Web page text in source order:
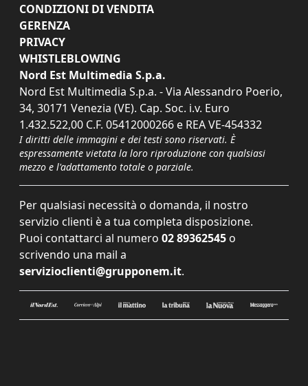
CONDIZIONI DI VENDITA
GERENZA
PRIVACY
WHISTLEBLOWING
Nord Est Multimedia S.p.a.
Nord Est Multimedia S.p.a. - Via Alessandro Poerio,
34, 30171 Venezia (VE). Cap. Soc. i.v. Euro
1.432.522,00 C.F. 05412000266 e REA VE-454332
I diritti delle immagini e dei testi sono riservati. È
espressamente vietata la loro riproduzione con qualsiasi
mezzo e l'adattamento totale o parziale.
Per qualsiasi necessità o domanda, il nostro
servizio clienti è a tua completa disposizione.
Puoi contattarci al numero 02 89362545 o
scrivendo una mail a
servizioclienti@grupponem.it.